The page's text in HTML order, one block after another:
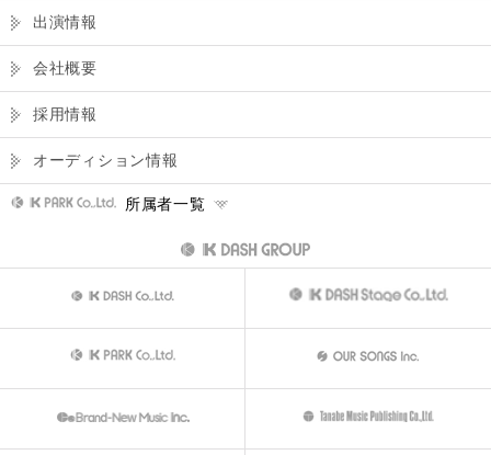
出演情報
会社概要
採用情報
オーディション情報
所属者一覧